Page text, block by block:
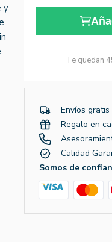
y
Te quedan
Envíos
Regalo en
Calidad
Somos de